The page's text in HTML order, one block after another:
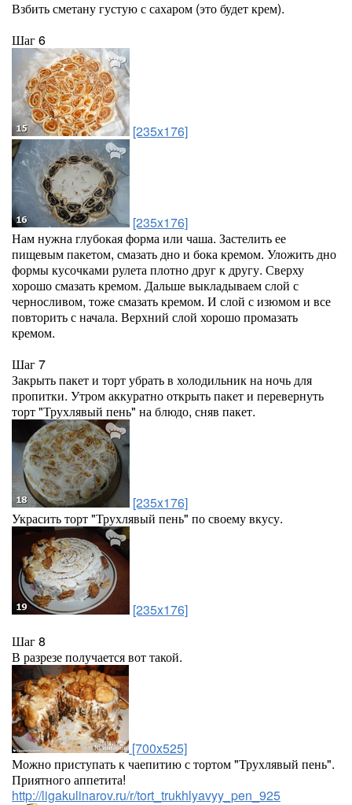
Взбить сметану густую с сахаром (это будет крем).
Шаг 6
[235x176]
[235x176]
Нам нужна глубокая форма или чаша. Застелить ее
пищевым пакетом, смазать дно и бока кремом. Уложить дно
формы кусочками рулета плотно друг к другу. Сверху
хорошо смазать кремом. Дальше выкладываем слой с
черносливом, тоже смазать кремом. И слой с изюмом и все
повторить с начала. Верхний слой хорошо промазать
кремом.
Шаг 7
Закрыть пакет и торт убрать в холодильник на ночь для
пропитки. Утром аккуратно открыть пакет и перевернуть
торт "Трухлявый пень" на блюдо, сняв пакет.
[235x176]
Украсить торт "Трухлявый пень" по своему вкусу.
[235x176]
Шаг 8
В разрезе получается вот такой.
[700x525]
Можно приступать к чаепитию с тортом "Трухлявый пень".
Приятного аппетита!
http://ligakulinarov.ru/r/tort_trukhlyavyy_pen_925